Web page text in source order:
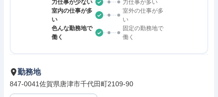
力仕事が少ない
力仕事が多い
室内の仕事が多
い
室外の仕事が多
い
色んな勤務地で
働く
固定の勤務地で
働く
勤務地
847-0041佐賀県唐津市千代田町2109-90